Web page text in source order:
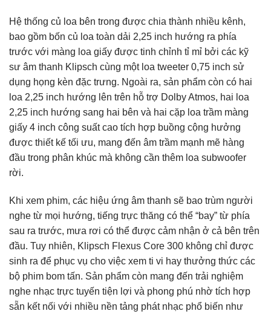
Hệ thống củ loa bên trong được chia thành nhiều kênh,
bao gồm bốn củ loa toàn dải 2,25 inch hướng ra phía
trước với màng loa giấy được tinh chỉnh tỉ mỉ bởi các kỹ
sư âm thanh Klipsch cùng một loa tweeter 0,75 inch sử
dụng họng kèn đặc trưng. Ngoài ra, sản phẩm còn có hai
loa 2,25 inch hướng lên trên hỗ trợ Dolby Atmos, hai loa
2,25 inch hướng sang hai bên và hai cặp loa trầm màng
giấy 4 inch công suất cao tích hợp buồng cộng hưởng
được thiết kế tối ưu, mang đến âm trầm mạnh mẽ hàng
đầu trong phân khúc mà không cần thêm loa subwoofer
rời.
Khi xem phim, các hiệu ứng âm thanh sẽ bao trùm người
nghe từ mọi hướng, tiếng trực thăng có thể “bay” từ phía
sau ra trước, mưa rơi có thể được cảm nhận ở cả bên trên
đầu. Tuy nhiên, Klipsch Flexus Core 300 không chỉ được
sinh ra để phục vụ cho việc xem ti vi hay thưởng thức các
bộ phim bom tấn. Sản phẩm còn mang đến trải nghiệm
nghe nhạc trực tuyến tiện lợi và phong phú nhờ tích hợp
sẵn kết nối với nhiều nền tảng phát nhạc phổ biến như